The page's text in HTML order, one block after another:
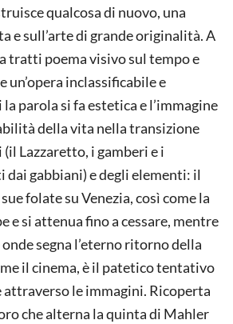
qualcosa di nuovo, una
e sull’arte di grande originalità. A
tratti poema visivo sul tempo e
un’opera inclassificabile e
parola si fa estetica e l’immagine
della vita nella transizione
Lazzaretto, i gamberi e i
dai gabbiani) e degli elementi: il
folate su Venezia, così come la
e si attenua fino a cessare, mentre
segna l’eterno ritorno della
il cinema, è il patetico tentativo
le immagini. Ricoperta
che alterna la quinta di Mahler